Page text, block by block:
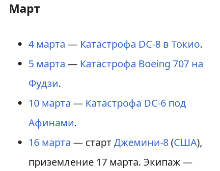
Март
4 марта — Катастрофа DC-8 в Токио.
5 марта — Катастрофа Boeing 707 на
Фудзи.
10 марта — Катастрофа DC-6 под
Афинами.
16 марта — старт Джемини-8(США),
приземление 17 марта. Экипаж —